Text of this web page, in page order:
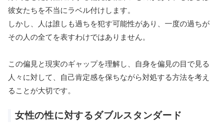
彼女たちを不当にラベル付けします。
しかし、人は誰しも過ちを犯す可能性があり、一度の過ちが
その人の全てを表すわけではありません。
この偏見と現実のギャップを理解し、自身を偏見の目で見る
人々に対して、自己肯定感を保ちながら対処する方法を考え
ることが大切です。
女性の性に対するダブルスタンダード